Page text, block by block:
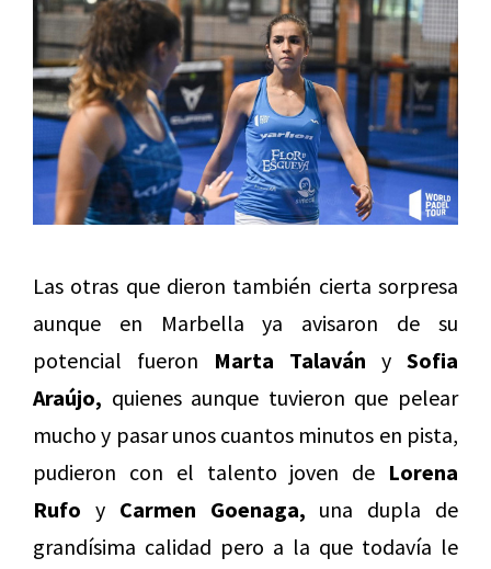
Las otras que dieron también cierta sorpresa
aunque en Marbella ya avisaron de su
potencial fueron Marta Talaván y Sofia
Araújo, quienes aunque tuvieron que pelear
mucho y pasar unos cuantos minutos en pista,
pudieron con el talento joven de Lorena
Rufo y Carmen Goenaga, una dupla de
grandísima calidad pero a la que todavía le